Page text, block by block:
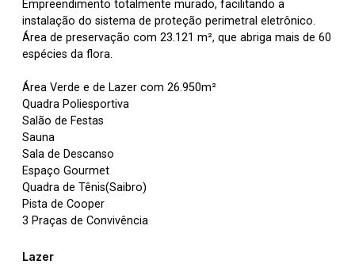
Empreendimento totalmente murado, facilitando a
instalação do sistema de proteção perimetral eletrônico.
Área de preservação com 23.121 m², que abriga mais de 60
espécies da flora.
Área Verde e de Lazer com 26.950m²
Quadra Poliesportiva
Salão de Festas
Sauna
Sala de Descanso
Espaço Gourmet
Quadra de Tênis(Saibro)
Pista de Cooper
3 Praças de Convivência
Lazer